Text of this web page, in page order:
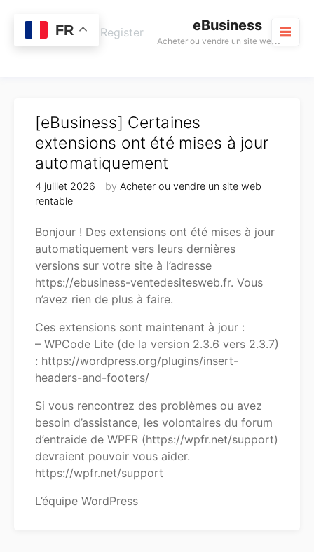
content
eBusiness
A
cheter ou vendre un site web rentable
CartLogin / Register
[eBusiness] Certaines
extensions ont été mises à jour
automatiquement
4 juillet 2026 by Acheter ou vendre un site web
rentable
Bonjour ! Des extensions ont été mises à jour
automatiquement vers leurs dernières
versions sur votre site à l’adresse
https://ebusiness-ventedesitesweb.fr. Vous
n’avez rien de plus à faire.
Ces extensions sont maintenant à jour :
– WPCode Lite (de la version 2.3.6 vers 2.3.7)
: https://wordpress.org/plugins/insert-
headers-and-footers/
Si vous rencontrez des problèmes ou avez
besoin d’assistance, les volontaires du forum
d’entraide de WPFR (https://wpfr.net/support)
devraient pouvoir vous aider.
https://wpfr.net/support
L’équipe WordPress
FR